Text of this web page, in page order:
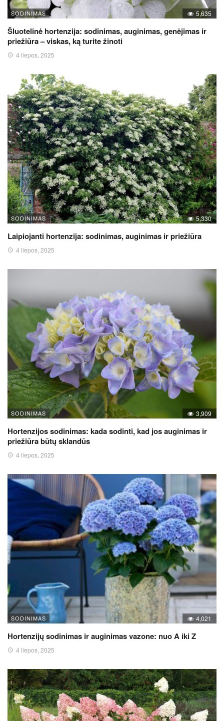
SODINIMAS 5,635
Šluotelinė hortenzija: sodinimas, auginimas, genėjimas ir
priežiūra – viskas, ką turite žinoti
4 liepos, 2025
SODINIMAS 5,330
Laipiojanti hortenzija: sodinimas, auginimas ir priežiūra
4 liepos, 2025
SODINIMAS 3,909
Hortenzijos sodinimas: kada sodinti, kad jos auginimas ir
priežiūra būtų sklandūs
4 liepos, 2025
SODINIMAS 4,021
Hortenzijų sodinimas ir auginimas vazone: nuo A iki Z
4 liepos, 2025